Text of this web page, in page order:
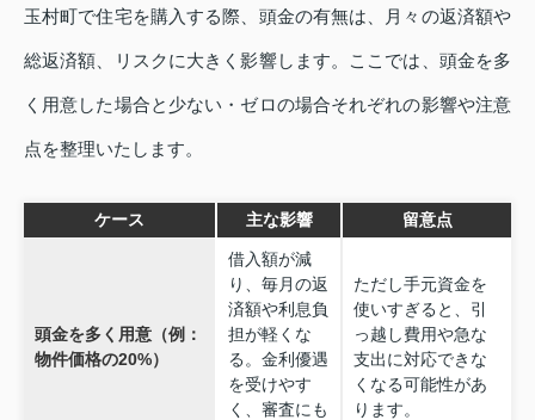
玉村町で住宅を購入する際、頭金の有無は、月々の返済額や
総返済額、リスクに大きく影響します。ここでは、頭金を多
く用意した場合と少ない・ゼロの場合それぞれの影響や注意
点を整理いたします。
ケース 主な影響 留意点
頭金を多く用意（例：
物件価格の20%）
借入額が減
り、毎月の返
済額や利息負
担が軽くな
る。金利優遇
を受けやす
く、審査にも
ただし手元資金を
使いすぎると、引
っ越し費用や急な
支出に対応できな
くなる可能性があ
ります。